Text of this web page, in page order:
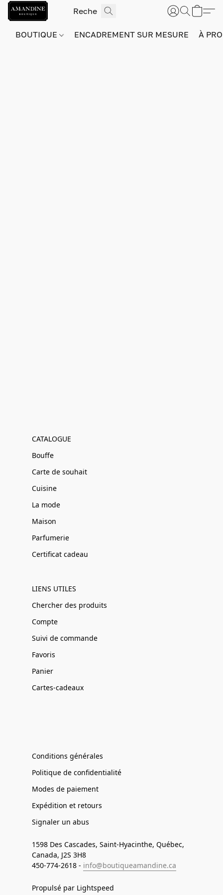
BOUTIQUE ENCADREMENT SUR MESURE À
CATALOGUE
Bouffe
Carte de souhait
Cuisine
La mode
Maison
Parfumerie
Certificat cadeau
LIENS UTILES
Chercher des produits
Compte
Suivi de commande
Favoris
Panier
Cartes-cadeaux
Conditions générales
Politique de confidentialité
Modes de paiement
Expédition et retours
Signaler un abus
1598 Des Cascades, Saint-Hyacinthe, Québec,
Canada, J2S 3H8
450-774-2618 - info@boutiqueamandine.ca
Propulsé par Lightspeed